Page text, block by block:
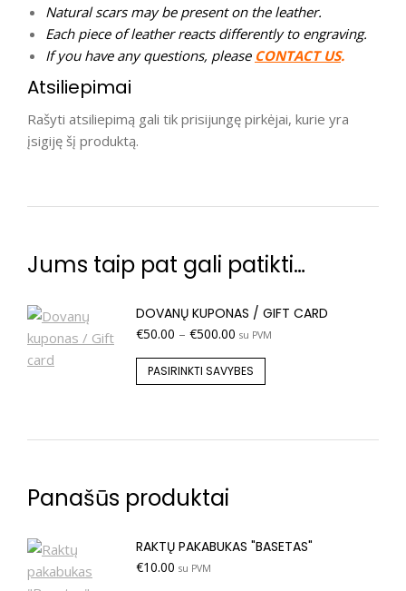
Natural scars may be present on the leather.
Each piece of leather reacts differently to engraving.
If you have any questions, please CONTACT US.
Atsiliepimai
Rašyti atsiliepimą gali tik prisijungę pirkėjai, kurie yra
įsigiję šį produktą.
Jums taip pat gali patikti…
DOVANŲ KUPONAS / GIFT CARD
€50.00 – €500.00 su PVM
PASIRINKTI SAVYBES
Panašūs produktai
RAKTŲ PAKABUKAS "BASETAS"
€10.00 su PVM